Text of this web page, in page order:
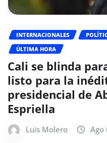
INTERNACIONALES
ÚLTIMA HORA
Cali se blinda
listo para la
presidencial de
Espriella
Luis Molero Ago